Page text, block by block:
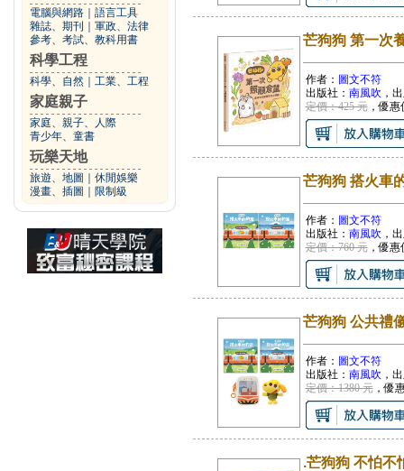
電腦與網路
語言工具
雜誌、期刊
軍政、法律
參考、考試、教科用書
科學工程
科學、自然 工業、工程
家庭親子
家庭、親子、人際
青少年、童書
玩樂天地
旅遊、地圖
休閒娛樂
漫畫、插圖
限制級
芒狗狗 第一次
作者： 圖文不符
出版社： 南風吹 ，
定價：425 元，優惠
芒狗狗 搭火車
作者： 圖文不符
出版社： 南風吹 ，
定價：760 元，優惠
芒狗狗 公共禮
作者： 圖文不符
出版社： 南風吹 ，
定價：1380 元，優
.芒狗狗 不怕